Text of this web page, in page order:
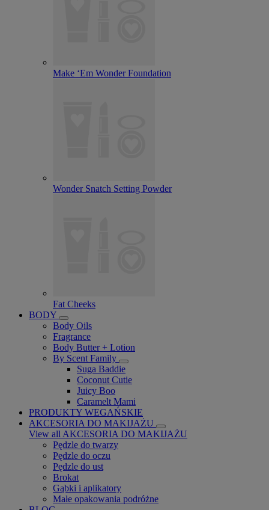
Make ‘Em Wonder Foundation
Wonder Snatch Setting Powder
Fat Cheeks
BODY
Body Oils
Fragrance
Body Butter + Lotion
By Scent Family
Suga Baddie
Coconut Cutie
Juicy Boo
Caramelt Mami
PRODUKTY WEGAŃSKIE
AKCESORIA DO MAKIJAŻU
View all AKCESORIA DO MAKIJAŻU
Pędzle do twarzy
Pędzle do oczu
Pędzle do ust
Brokat
Gąbki i aplikatory
Małe opakowania podróżne